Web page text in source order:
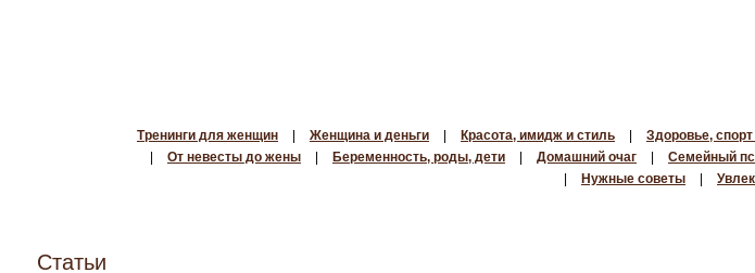
Тренинги для женщин Женщина и деньги Красота, имидж и стиль Здоровье,
От невесты до жены Беременность, роды, дети Домашний очаг Семейный
Нужные советы
Статьи